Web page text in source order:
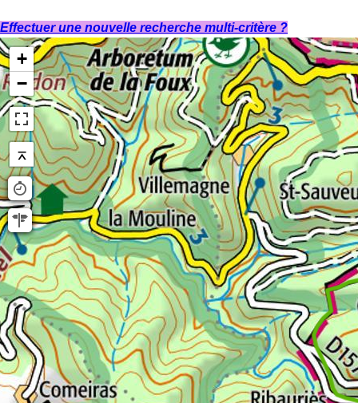
Effectuer une nouvelle recherche multi-critère ?
+
−
⌅